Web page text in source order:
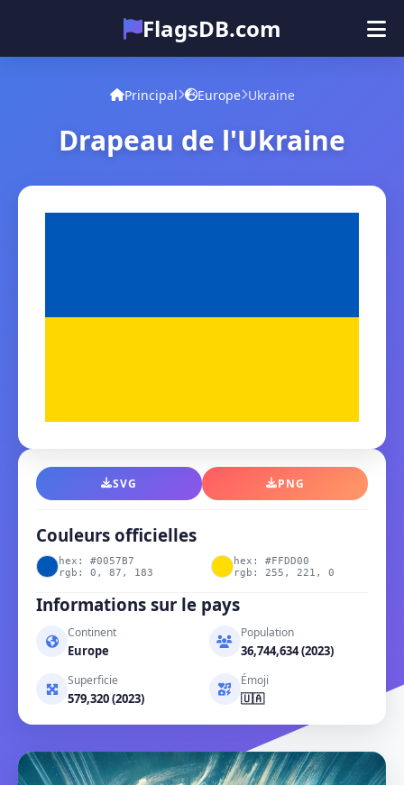
FlagsDB.com
Principal
Quiz
Principal Europe Ukraine
Drapeau de l'Ukraine
SVG PNG
Couleurs officielles
hex: #0057B7
rgb: 0, 87, 183
hex: #FFDD00
rgb: 255, 221, 0
Informations sur le pays
Continent
Europe
Population
36,744,634 (2023)
Superficie
579,320 (2023)
Émoji
🇺🇦